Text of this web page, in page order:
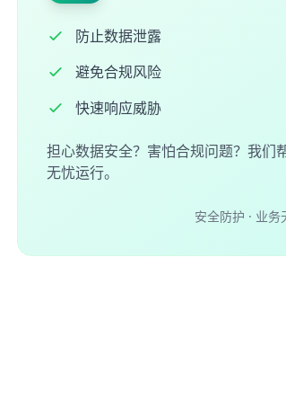
防止数据泄露
避免合规风险
快速响应威胁
担心数据安全？害怕合规问题？我们
无忧运行。
安全防护 · 业务